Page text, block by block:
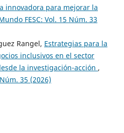
innovadora para mejorar la
FESC: Vol. 15 Núm. 33
Rangel, Estrategias para la
inclusivos en el sector
la investigación-acción ,
35 (2026)